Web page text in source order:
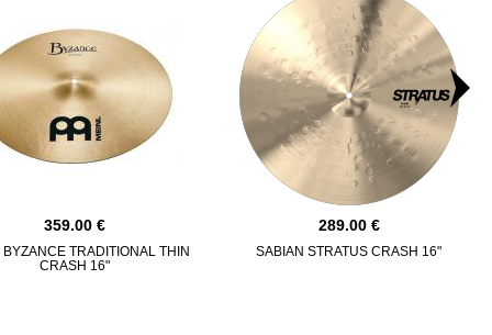
359.00
TRADITIONAL THIN
CRASH 16"
289.00
SABIAN STRATUS CRASH 16"